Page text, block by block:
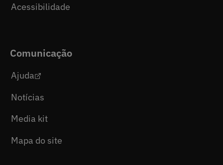
Acessibilidade
Comunicação
Ajuda
Notícias
Media kit
Mapa do site